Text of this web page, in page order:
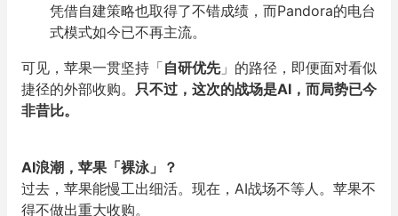
凭借自建策略也取得了不错成绩，而Pandora的电台
式模式如今已不再主流。
可见，苹果一贯坚持「自研优先」的路径，即便面对看似
捷径的外部收购。 只不过，这次的战场是AI，而局势已今
非昔比。
AI浪潮，苹果「裸泳」？
过去，苹果能慢工出细活。现在，AI战场不等人。苹果不
得不做出重大收购。